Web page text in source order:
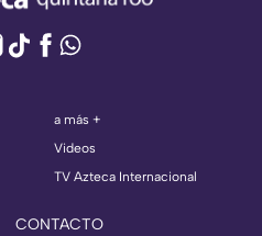
a más +
Videos
TV Azteca Internacional
CONTACTO